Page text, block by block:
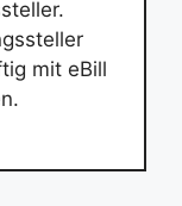
mit eBill